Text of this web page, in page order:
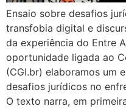
Ensaio sobre desafios
transfobia digital e
da experiência do Entre
oportunidade ligada ao
(CGI.br) elaboramos um
desafios jurídicos no
O texto narra, em